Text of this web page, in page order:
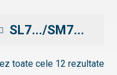
SL7.../SM7...
toate cele 12 rezultate